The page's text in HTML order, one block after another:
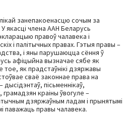
занепакоенасцю сочым за
якасці члена ААН Беларусь
правоў чалавека і
і палітычных правах. Гэтыя правы –
і яны парушаюцца сёння ў
афіцыйна вызначае сябе як
як прадстаўнікі дзяржавы
сваё законнае права на
пісьменнікаў,
краіны ўвогуле –
дзяржаўным ладам і прынятымі
паважаць правы чалавека.